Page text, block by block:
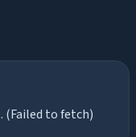
(Failed to fetch)